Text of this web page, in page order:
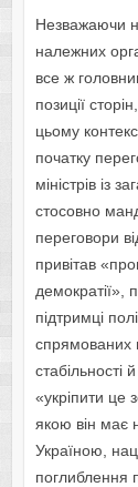
Незважаючи
належних
все ж
позиції
цьому
початку
міністрів із
стосовно
переговори
привітав
демократії»,
підтримці
спрямованих
стабільності
«укріпити це
якою він має
Україною,
поглиблення